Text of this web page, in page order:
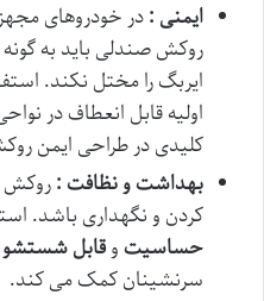
ایمنی :در خودروهای
روکش صندلی باید به
ایربگ را مختل نکند.
اولیه قابل انعطاف در
کلیدی در طراحی ایمن
بهداشت و نظافت :روکش
کردن و نگهداری باشد.
حساسیتوقابل شستشو
سرنشینان کمک می کند.